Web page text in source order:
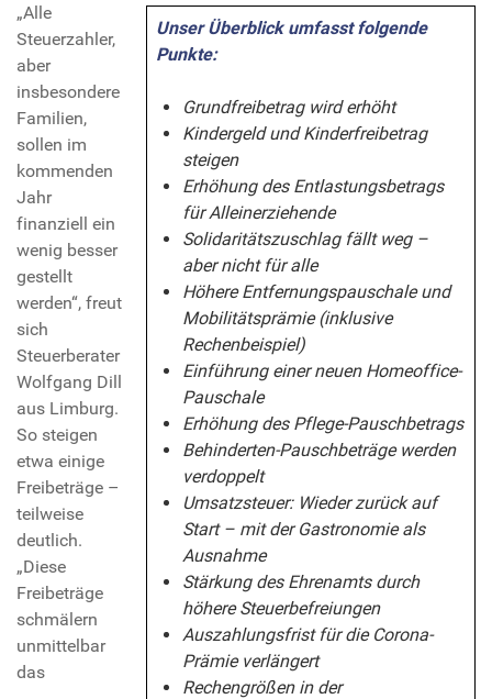
Unser Überblick umfasst folgende
Punkte:
Grundfreibetrag wird erhöht
Kindergeld und Kinderfreibetrag
steigen
Erhöhung des Entlastungsbetrags
für Alleinerziehende
Solidaritätszuschlag fällt weg –
aber nicht für alle
Höhere Entfernungspauschale und
Mobilitätsprämie (inklusive
Rechenbeispiel)
Einführung einer neuen Homeoffice-
Pauschale
Erhöhung des Pflege-Pauschbetrags
Behinderten-Pauschbeträge werden
verdoppelt
Umsatzsteuer: Wieder zurück auf
Start – mit der Gastronomie als
Ausnahme
Stärkung des Ehrenamts durch
höhere Steuerbefreiungen
Auszahlungsfrist für die Corona-
Prämie verlängert
Rechengrößen in der
„Alle
Steuerzahler,
aber
insbesondere
Familien,
sollen im
kommenden
Jahr
finanziell ein
wenig besser
gestellt
werden“, freut
sich
Steuerberater
Wolfgang Dill
aus Limburg.
So steigen
etwa einige
Freibeträge –
teilweise
deutlich.
„Diese
Freibeträge
schmälern
unmittelbar
das